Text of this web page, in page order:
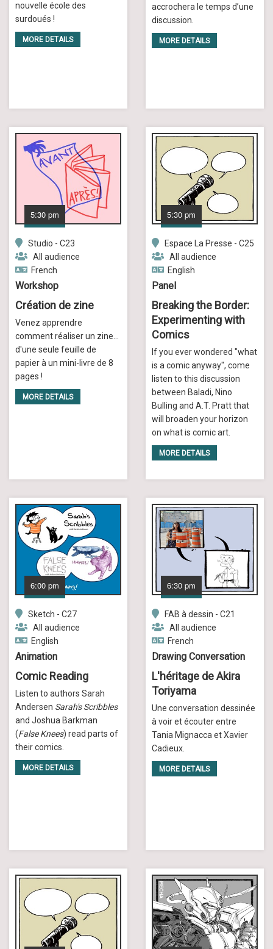
nouvelle école des
surdoués !
MORE DETAILS
accrochera le temps d’une
discussion.
MORE DETAILS
5:30 pm
Studio - C23
All audience
French
Workshop
Création de zine
Venez apprendre
comment réaliser un zine...
d'une seule feuille de
papier à un mini-livre de 8
pages !
MORE DETAILS
5:30 pm
Espace La Presse - C25
All audience
English
Panel
Breaking the Border:
Experimenting with
Comics
If you ever wondered "what
is a comic anyway", come
listen to this discussion
between Baladi, Nino
Bulling and A.T. Pratt that
will broaden your horizon
on what is comic art.
MORE DETAILS
6:00 pm
Sketch - C27
All audience
English
Animation
Comic Reading
Listen to authors Sarah
Andersen Sarah's Scribbles
and Joshua Barkman
(False Knees) read parts of
their comics.
MORE DETAILS
6:30 pm
FAB à dessin - C21
All audience
French
Drawing Conversation
L'héritage de Akira
Toriyama
Une conversation dessinée
à voir et écouter entre
Tania Mignacca et Xavier
Cadieux.
MORE DETAILS